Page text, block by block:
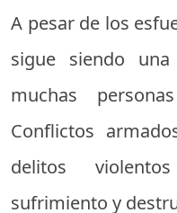
A pesar de los
sigue siendo
muchas
Conflictos
delitos
sufrimiento y